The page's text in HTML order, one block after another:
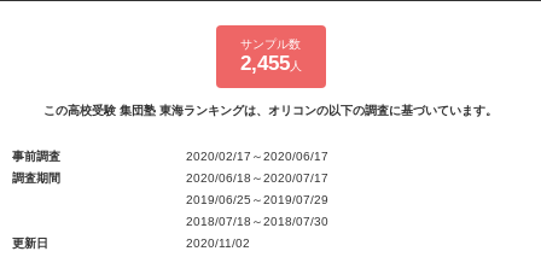
サンプル数
2,455人
この高校受験 集団塾 東海ランキングは、オリコンの以下の調査に基づいています。
事前調査
2020/02/17～2020/06/17
調査期間
2020/06/18～2020/07/17
2019/06/25～2019/07/29
2018/07/18～2018/07/30
更新日
2020/11/02